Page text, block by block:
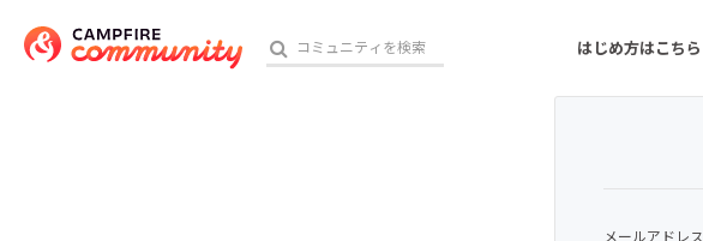
はじめ方はこちら
メールアドレス